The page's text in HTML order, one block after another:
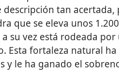
descripción tan
que se eleva unos
su vez está rodeada
Esta fortaleza natural
y le ha ganado el